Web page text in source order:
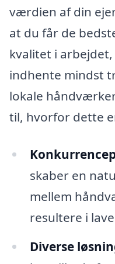
værdien af din
at du får de
kvalitet i
indhente mindst
lokale
til, hvorfor dette
skaber en
mellem
resultere i
Diverse